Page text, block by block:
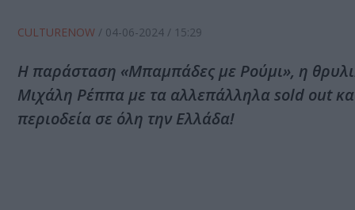
CULTURENOW / 04-06-2024 / 15:29
Η παράσταση «Μπαμπάδες με Ρούμι», η
Μιχάλη Ρέππα με τα αλλεπάλληλα sold out
περιοδεία σε όλη την Ελλάδα!